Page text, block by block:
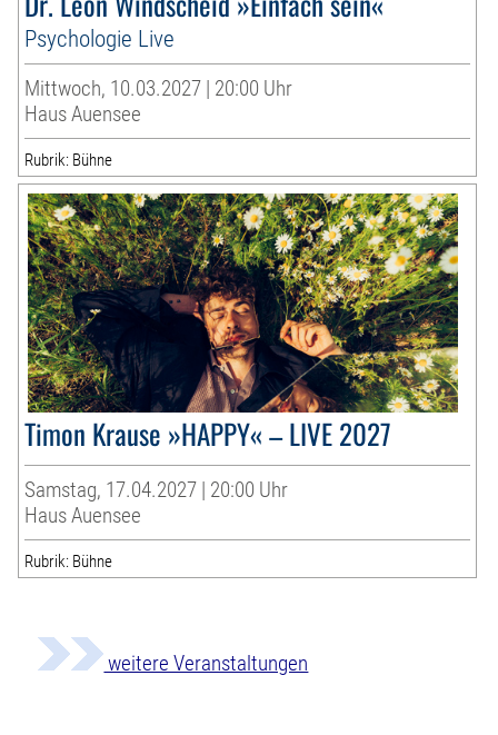
Psychologie Live
Mittwoch, 10.03.2027 | 20:00 Uhr
Haus Auensee
Rubrik: Bühne
Timon Krause »HAPPY« – LIVE 2027
Samstag, 17.04.2027 | 20:00 Uhr
Haus Auensee
Rubrik: Bühne
weitere Veranstaltungen